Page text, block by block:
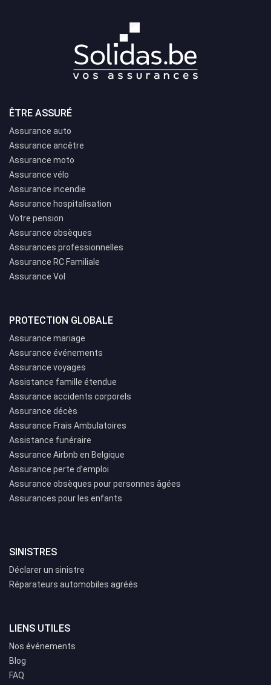
ÊTRE ASSURÉ
Assurance auto
Assurance ancêtre
Assurance moto
Assurance vélo
Assurance incendie
Assurance hospitalisation
Votre pension
Assurance obsèques
Assurances professionnelles
Assurance RC Familiale
Assurance Vol
PROTECTION GLOBALE
Assurance mariage
Assurance événements
Assurance voyages
Assistance famille étendue
Assurance accidents corporels
Assurance décès
Assurance Frais Ambulatoires
Assistance funéraire
Assurance Airbnb en Belgique
Assurance perte d’emploi
Assurance obsèques pour personnes âgées
Assurances pour les enfants
SINISTRES
Déclarer un sinistre
Réparateurs automobiles agréés
LIENS UTILES
Nos événements
Blog
FAQ